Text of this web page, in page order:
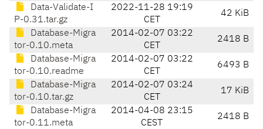
Data-Validate-I
P-0.31.tar.gz
2022-11-28 19:19
CET
42 KiB
Database-Migra
tor-0.10.meta
2014-02-07 03:22
CET
2418 B
Database-Migra
tor-0.10.readme
2014-02-07 03:22
CET
6493 B
Database-Migra
tor-0.10.tar.gz
2014-02-07 03:24
CET
17 KiB
Database-Migra
tor-0.11.meta
2014-04-08 23:15
CEST
2418 B